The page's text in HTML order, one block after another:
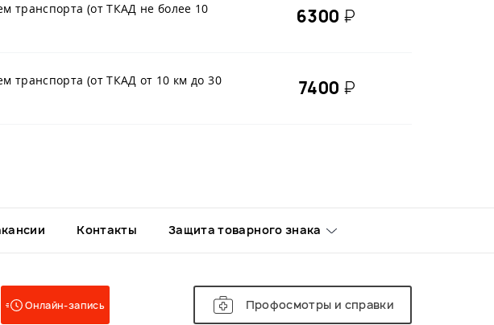
Гепатология
Мануальная терапия
Рефлексотерапия
Лечебная физкультура (ЛФК)
МРТ
Эндоскопия
транспорта (от ТКАД не более 10
6300 ₽
транспорта (от ТКАД от 10 км до 30
7400 ₽
Контакты Защита товарного знака
Онлайн-запись Профосмотры и справки